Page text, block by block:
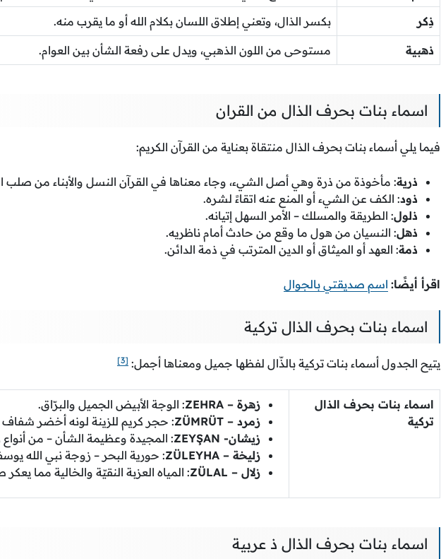
ذِكر بكسر الذال، وتعني إطلاق اللسان بكلام الله أو ما يقرب منه.
ذهبية مستوحى من اللون الذهبي، ويدل على رفعة الشأن بين العوام.
اسماء بنات بحرف الذال من القران
فيما يلي أسماء بنات بحرف الذال منتقاة بعناية من القرآن الكريم:
ذرية: مأخوذة من ذرة وهي أصل الشيء، وجاء معناها في القرآن النسل والأبناء من صلب
ذود: الكف عن الشيء أو المنع عنه اتقاءً لشره.
ذلول: الطريقة والمسلك – الأمر السهل إتيانه.
ذهل: النسيان من هول ما وقع من حادث أمام ناظريه.
ذمة: العهد أو الميثاق أو الدين المترتب في ذمة الدائن.
اقرأ أيضًا: اسم صديقتي بالجوال
اسماء بنات بحرف الذال تركية
يتيح الجدول أسماء بنات تركية بالذّال لفظها جميل ومعناها أجمل: [3]
اسماء بنات بحرف الذال
تركية
زهرة – ZEHRA
: الوجة الأبيض الجميل والبرّاق.
زمرد – ZÜMRÜT
: حجر كريم للزينة لونه أخضر
زيشان- ZEYŞAN
: المجيدة وعظيمة الشأن – من
زليخة – ZÜLEYHA
: حورية البحر – زوجة نبي الله
زلال – ZÜLAL
: المياه العزبة النقيّة والخالية مما
اسماء بنات بحرف الذال ذ عربية